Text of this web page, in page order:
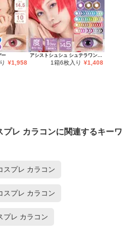
ー
¥1,958
アシストシュシュ シュテラワンデー
1箱6枚入り ¥1,408
プレ カラコンに関連するキーワ
スプレ カラコン
スプレ カラコン
プレ カラコン